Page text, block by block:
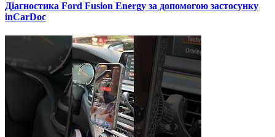
Діагностика Ford Fusion Energy за допомогою застосунку
inCarDoc